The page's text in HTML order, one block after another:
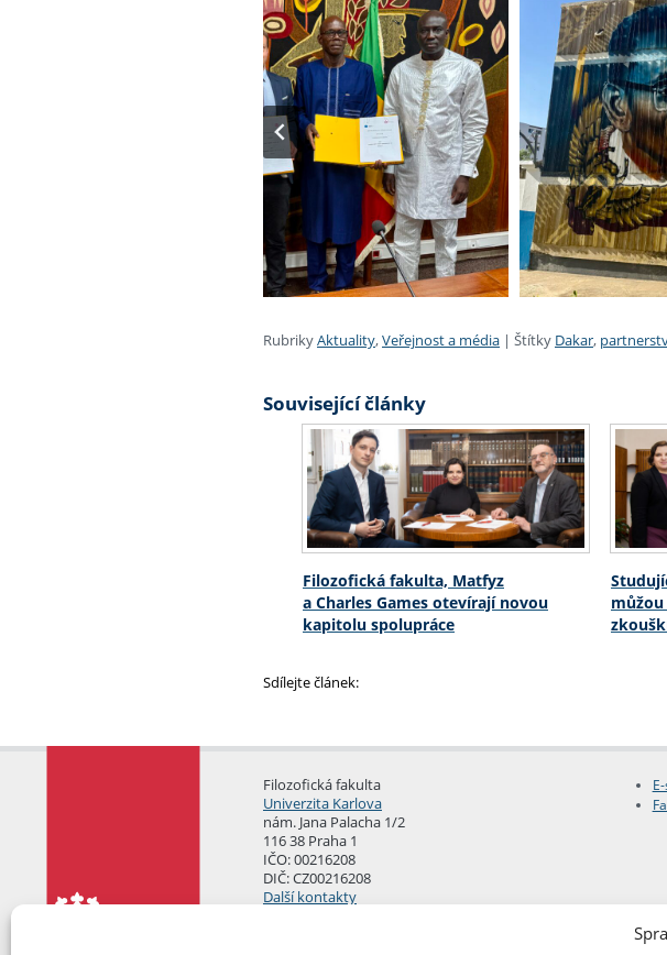
RubrikyAktuality,Veřejnost a média | Štítky Dakar,
Související články
Filozofická fakulta, Matfyz
a Charles Games otevírají novou
kapitolu spolupráce
Sdílejte článek:
Filozofická fakulta
Univerzita Karlova
nám. Jana Palacha 1/2
116 38 Praha 1
IČO: 00216208
DIČ: CZ00216208
Další kontakty